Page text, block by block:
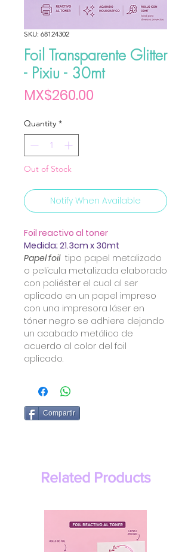
SKU: 68124302
Foil Transparente Glitter
- Pixiu - 30mt
MX$260.00
Quantity *
Out of Stock
Notify When Available
Foil reactivo al toner
Medida; 21.3cm x 30mt
Papel foil tipo papel metalizado
o película metalizada elaborado
con poliéster el cual al ser
aplicado en un papel impreso
con una impresora láser en
tóner negro se adhiere dejando
un acabado metálico de
acuerdo al color del foil
aplicado.
Compartir
Related Products